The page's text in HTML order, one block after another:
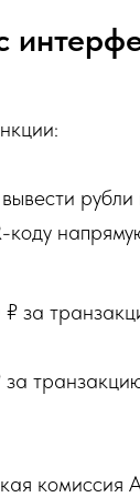
рубли
за
комиссия